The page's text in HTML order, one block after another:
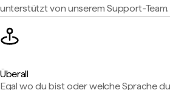
unterstützt von unserem Support-Team.
Überall
Egal wo du bist oder welche Sprache